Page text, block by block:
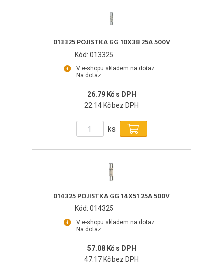
013325 POJISTKA GG 10X38 25A 500V
Kód: 013325
V e-shopu skladem na dotaz
Na dotaz
26.79 Kč s DPH
22.14 Kč bez DPH
ks
014325 POJISTKA GG 14X51 25A 500V
Kód: 014325
V e-shopu skladem na dotaz
Na dotaz
57.08 Kč s DPH
47.17 Kč bez DPH